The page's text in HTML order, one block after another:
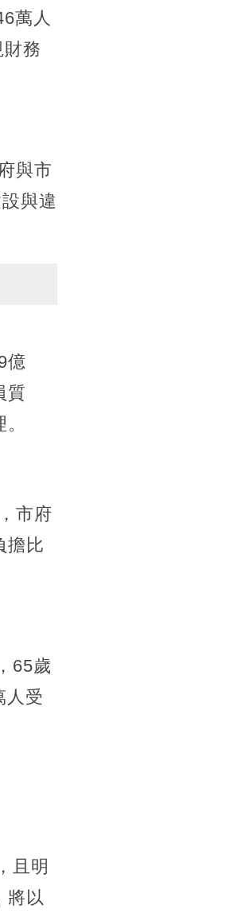
萬人
務
與市
與違
億
質
市府
擔比
65歲
人受
且明
將以